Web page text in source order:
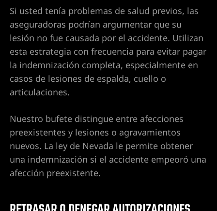
Si usted tenía problemas de salud previos, las
aseguradoras podrían argumentar que su
lesión no fue causada por el accidente. Utilizan
esta estrategia con frecuencia para evitar pagar
la indemnización completa, especialmente en
casos de lesiones de espalda, cuello o
articulaciones.
Nuestro bufete distingue entre afecciones
preexistentes y lesiones o agravamientos
nuevos. La ley de Nevada le permite obtener
una indemnización si el accidente empeoró una
afección preexistente.
wp-